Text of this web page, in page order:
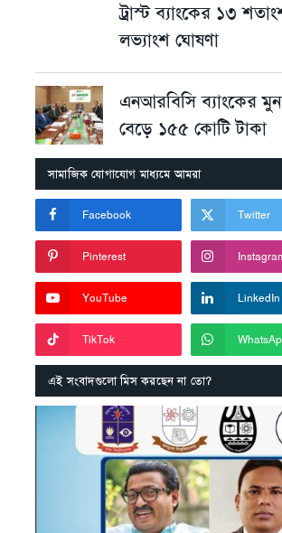
ট্রাস্ট ব্যাংকের ১৩
লভ্যাংশ ঘোষণা
এনআরবিসি ব্যাংকের
বেড়ে ১৫৫ কোটি টাকা
সামাজিক যোগাযোগ মাধ্যমে আমরা
Facebook Twitter
Pinterest
YouTube LinkedIn
TikTok
এই সংবাদগুলো মিস করছেন না তো?